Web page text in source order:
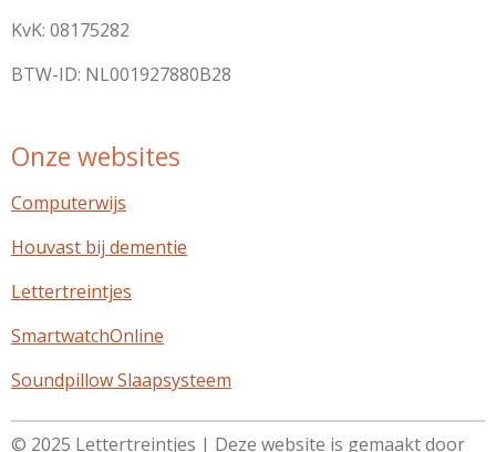
KvK: 08175282
BTW-ID: NL001927880B28
Onze websites
Computerwijs
Houvast bij dementie
Lettertreintjes
SmartwatchOnline
Soundpillow Slaapsysteem
© 2025 Lettertreintjes | Deze website is gemaakt door